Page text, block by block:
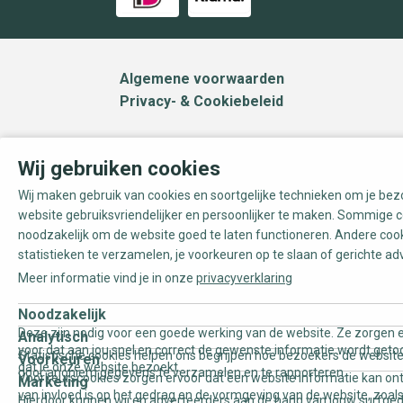
Algemene voorwaarden
Privacy- & Cookiebeleid
Wij gebruiken cookies
Wij maken gebruik van cookies en soortgelijke technieken om je
website gebruiksvriendelijker en persoonlijker te maken. Sommige
noodzakelijk om de website goed te laten functioneren. Andere
statistieken te verzamelen, je voorkeuren op te slaan of gerichte
Meer informatie vind je in onze privacyverklaring
Noodzakelijk
Deze zijn nodig voor een goede werking van de website. Ze zorgen
voor dat aan jou snel en correct de gewenste informatie wordt
dat je onze website bezoekt.
Analytisch
Statistische cookies helpen ons begrijpen hoe bezoekers de
door anoniem gegevens te verzamelen en te rapporteren.
Voorkeuren
Voorkeurscookies zorgen ervoor dat een website informatie kan
van invloed is op het gedrag en de vormgeving van de website,
Marketing